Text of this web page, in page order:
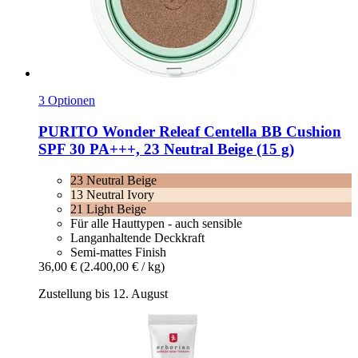
3 Optionen
PURITO Wonder Releaf Centella BB Cushion
SPF 30 PA+++, 23 Neutral Beige (15 g)
23 Neutral Beige
13 Neutral Ivory
21 Light Beige
Für alle Hauttypen - auch sensible
Langanhaltende Deckkraft
Semi-mattes Finish
36,00 € (2.400,00 € / kg)
Zustellung bis 12. August